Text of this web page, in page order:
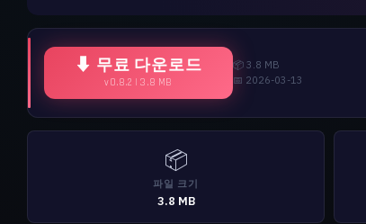
⬇ 무료 다운로드
v0.8.2 | 3.8 MB
📦 3.8 MB
📅 2026-03-13
📦
파일 크기
3.8 MB